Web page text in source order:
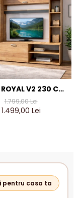
V2 230 CM,
AURIU & GRI
– MOBILIER
1.799,00 Lei
1.499,00 Lei
pentru casa ta